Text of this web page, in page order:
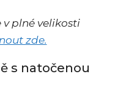
v plné velikosti
zde.
s natočenou